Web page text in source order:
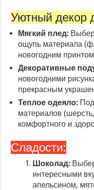
Уютный декор
Мягкий плед:
ощупь материала
новогодним
Декоративные
новогодними
прекрасным
Теплое одеяло:
материалов
комфортного и
Сладости:
Шоколад:
интересными
апельсином,